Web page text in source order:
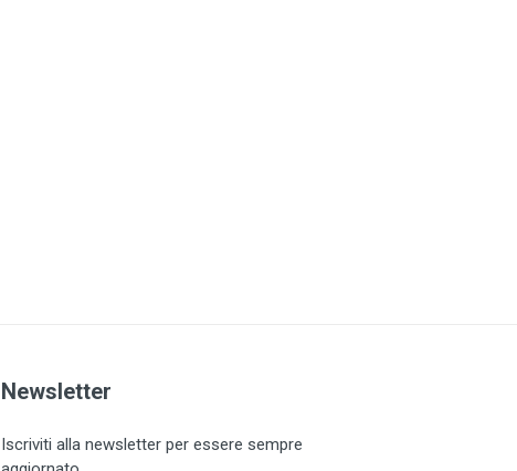
Newsletter
Iscriviti alla newsletter per essere sempre